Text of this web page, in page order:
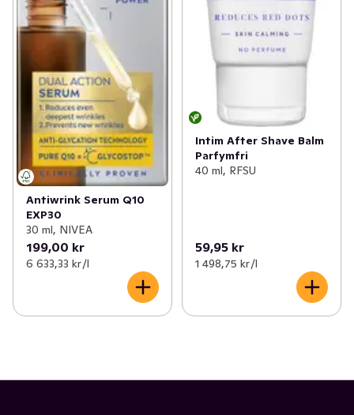
Antiwrink Serum Q10
EXP30
30 ml, NIVEA
199,00 kr
6 633,33 kr /l
Intim After Shave Balm
Parfymfri
40 ml, RFSU
59,95 kr
1 498,75 kr /l